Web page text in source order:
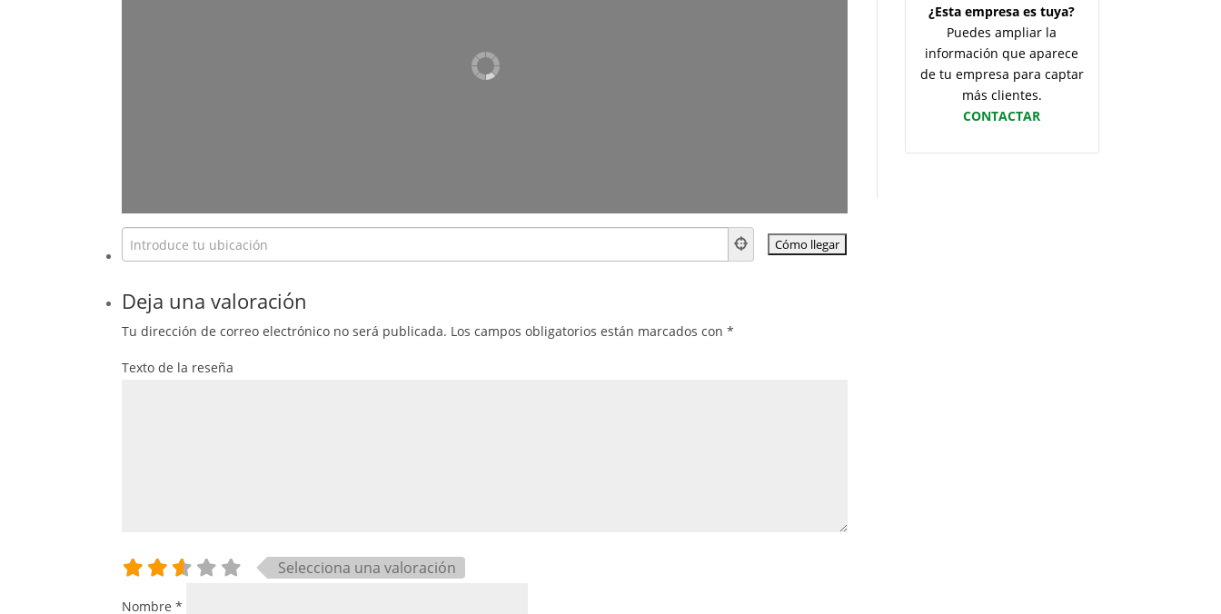
Deja una valoración
Tu dirección de correo electrónico no será publicada. Los campos obligatorios están marcados con*
Texto de la reseña
Selecciona una valoración
Nombre*
¿Esta empresa es tuya?
Puedes ampliar la
información que aparece
de tu empresa para captar
más clientes.
CONTACTAR